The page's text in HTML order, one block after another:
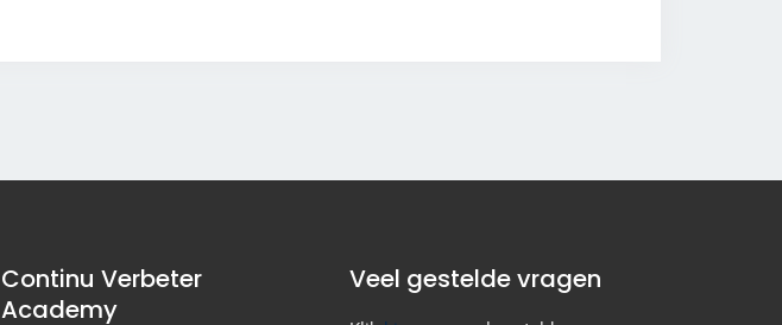
Continu Verbeter
Academy
Veel gestelde vragen